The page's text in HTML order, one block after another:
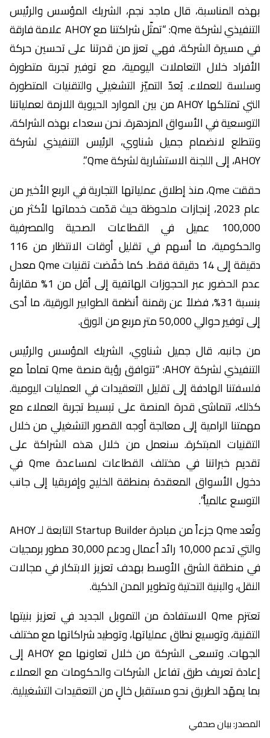
بهذه المناسبة، قال ماجد نجم، الشريك المؤسس والرئيس
التنفيذي لشركة Qme: “تمثّل شراكتنا مع AHOY علامة فارقة
في مسيرة الشركة، فهي تعزز من قدرتنا على تحسين حركة
الأفراد خلال التعاملات اليومية، مع توفير تجربة متطورة
وسلسة للعملاء. يُعدّ التميّز التشغيلي والتقنيات المتطورة
التي تمتلكها AHOY من بين الموارد الحيوية اللازمة لعملياتنا
التوسعية في الأسواق المزدهرة. نحن سعداء بهذه الشراكة،
ونتطلع لانضمام جميل شناوي، الرئيس التنفيذي لشركة
AHOY، إلى اللجنة الاستشارية لشركة Qme”.
حققت Qme، منذ إطلاق عملياتها التجارية في الربع الأخير من
عام 2023، إنجازات ملحوظة حيث قدّمت خدماتها لأكثر من
100,000 عميل في القطاعات الصحية والمصرفية
والحكومية، ما أسهم في تقليل أوقات الانتظار من 116
دقيقة إلى 14 دقيقة فقط. كما خفّضت تقنيات Qme معدل
عدم الحضور عبر الحجوزات الهاتفية إلى أقل من 1% مقارنةً
بنسبة 31%، فضلاً عن رقمنة أنظمة الطوابير الورقية، ما أدى
إلى توفير حوالي 50,000 متر مربع من الورق.
من جانبه، قال جميل شناوي، الشريك المؤسس والرئيس
التنفيذي لشركة AHOY: “تتوافق رؤية منصة Qme تماماً مع
فلسفتنا الهادفة إلى تقليل التعقيدات في العمليات اليومية.
كذلك، تتماشى قدرة المنصة على تبسيط تجربة العملاء مع
مهمتنا الرامية إلى معالجة أوجه القصور التشغيلي من خلال
التقنيات المبتكرة. سنعمل من خلال هذه الشراكة على
تقديم خبراتنا في مختلف القطاعات لمساعدة Qme في
دخول الأسواق المعقدة بمنطقة الخليج وإفريقيا إلى جانب
التوسع عالمياً”.
وتُعد Qme جزءاً من مبادرة Startup Builder التابعة لـ AHOY
والتي تدعم 10,000 رائد أعمال ودعم 30,000 مطور برمجيات
في منطقة الشرق الأوسط بهدف تعزيز الابتكار في مجالات
النقل، والبنية التحتية وتطوير المدن الذكية.
تعتزم Qme الاستفادة من التمويل الجديد في تعزيز بنيتها
التقنية، وتوسيع نطاق عملياتها، وتوطيد شراكاتها مع مختلف
الجهات. وتسعى الشركة من خلال تعاونها مع AHOY إلى
إعادة تعريف طرق تفاعل الشركات والحكومات مع العملاء
بما يمهّد الطريق نحو مستقبل خالٍ من التعقيدات التشغيلية.
المصدر: بيان صحفي